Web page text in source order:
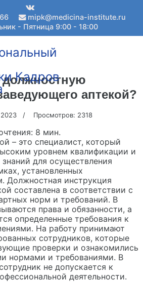
mipk@medicina-institute.ru
- Пятница 9:00 - 18:00
должностную
аптекой?
Просмотров: 2318
8 мин.
– это специалист, который
уровнем квалификации и
для осуществления
установленных
Должностная инструкция
составлена в соответствии с
норм и требований. В
права и обязанности, а
определенные требования к
На работу принимают
сотрудников, которые
проверки и ознакомились
нормами и требованиями. В
не допускается к
деятельности.